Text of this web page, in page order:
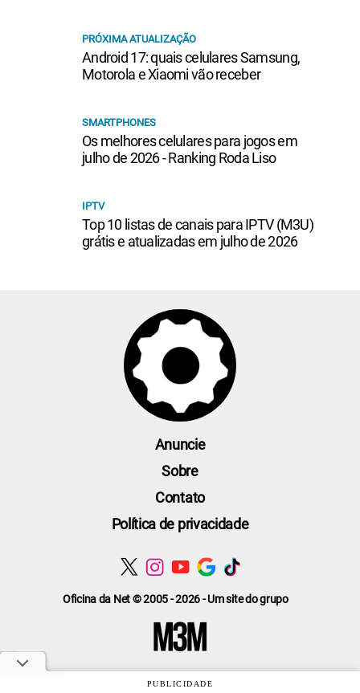
PRÓXIMA ATUALIZAÇÃO
Android 17: quais celulares Samsung,
Motorola e Xiaomi vão receber
SMARTPHONES
Os melhores celulares para jogos em
julho de 2026 - Ranking Roda Liso
IPTV
Top 10 listas de canais para IPTV (M3U)
grátis e atualizadas em julho de 2026
Oficina da Net © 2005 - 2026 - Um site do grupo
Anuncie
Sobre
Contato
Política de privacidade
PUBLICIDADE